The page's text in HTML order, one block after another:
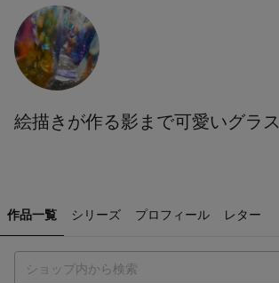
絵描きが作る影まで可愛いグラス
作品一覧 シリーズ プロフィール レター